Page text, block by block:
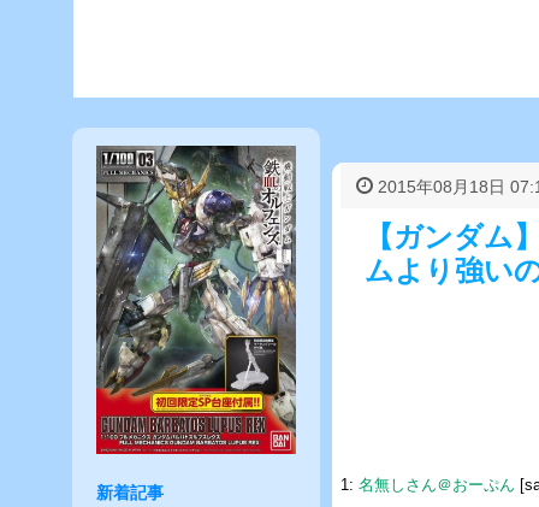
2015年08月18日
【ガンダム
ムより強い
1: 名無しさん＠おーぷん
新着記事